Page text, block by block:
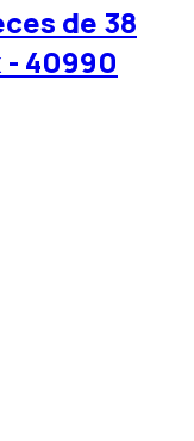
de 38
- 40990